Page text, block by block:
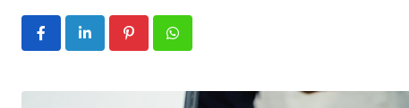
PinterestWhatsapp